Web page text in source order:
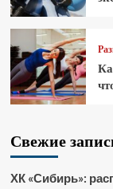
Свежие
ХК «Сибирь»: